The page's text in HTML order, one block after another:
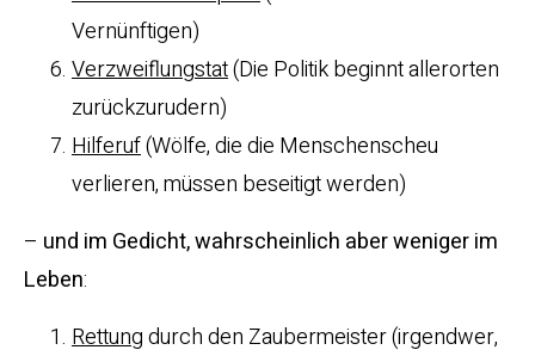
Vernünftigen)
Verzweiflungstat(Die Politik beginnt allerorten
zurückzurudern)
Hilferuf(Wölfe, die die Menschenscheu
verlieren, müssen beseitigt werden)
– und im Gedicht, wahrscheinlich aber weniger im
Leben:
Rettungdurch den Zaubermeister (irgendwer,